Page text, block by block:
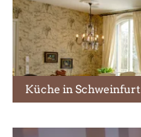
Küche in Schweinfurt